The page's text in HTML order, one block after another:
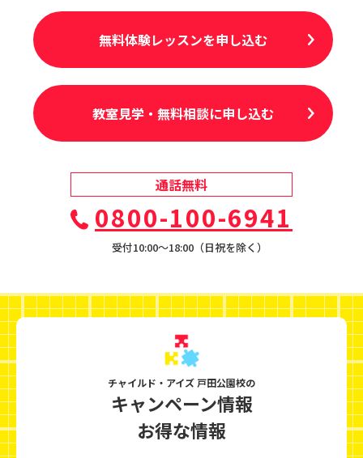
無料体験レッスンを申し込む
教室見学・無料相談に申し込む
通話無料
0800-100-6941
受付10:00〜18:00（日祝を除く）
チャイルド・アイズ 戸田公園校の
キャンペーン情報
お得な情報